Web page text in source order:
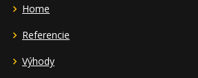
Home
Referencie
Výhody